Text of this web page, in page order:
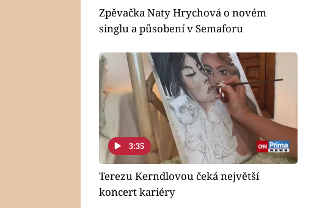
Zpěvačka Naty Hrychová o novém
singlu a působení v Semaforu
3:35
Terezu Kerndlovou čeká největší
koncert kariéry